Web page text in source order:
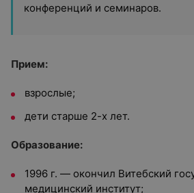
конференций и семинаров.
Прием:
взрослые;
дети старше 2-х лет.
Образование:
1996 г. — окончил Витебский
медицинский институт;